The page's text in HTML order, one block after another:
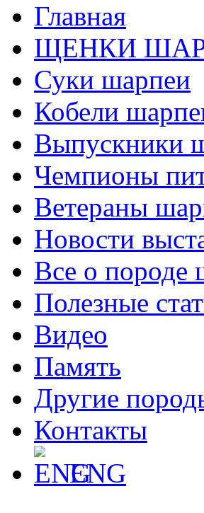
Главная
ЩЕНКИ
Суки шарпеи
Кобели
Выпускники
Чемпионы
Ветераны
Новости
Все о породе
Полезные
Видео
Память
Другие
Контакты
ENG